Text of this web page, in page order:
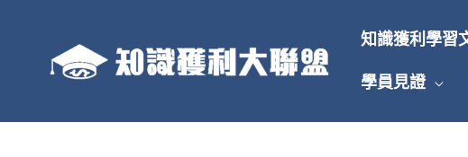
知識獲利學習
學員見證